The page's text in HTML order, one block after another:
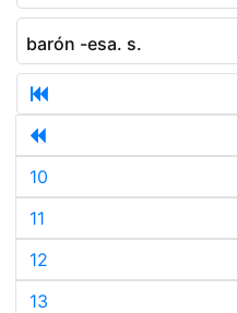
barón -esa. s.
10
11
12
13